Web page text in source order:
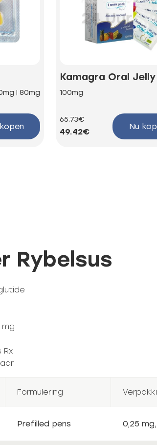
| 80mg
Kamagra Oral Jelly
100mg
65.73€
49.42€
Nu
Rybelsus
mg
Formulering
Prefilled pens 0,25